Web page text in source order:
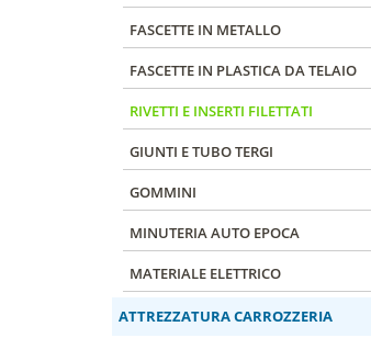
FASCETTE IN METALLO
FASCETTE IN PLASTICA DA TELAIO
RIVETTI E INSERTI FILETTATI
GIUNTI E TUBO TERGI
GOMMINI
MINUTERIA AUTO EPOCA
MATERIALE ELETTRICO
ATTREZZATURA CARROZZERIA